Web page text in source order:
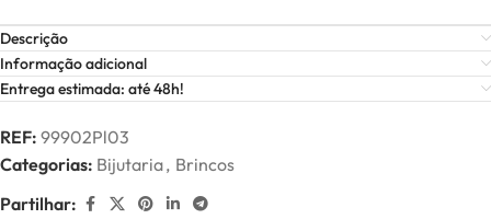
Descrição
Informação adicional
Entrega estimada: até 48h!
REF: 99902Pl03
Categorias: Bijutaria, Brincos
Partilhar: